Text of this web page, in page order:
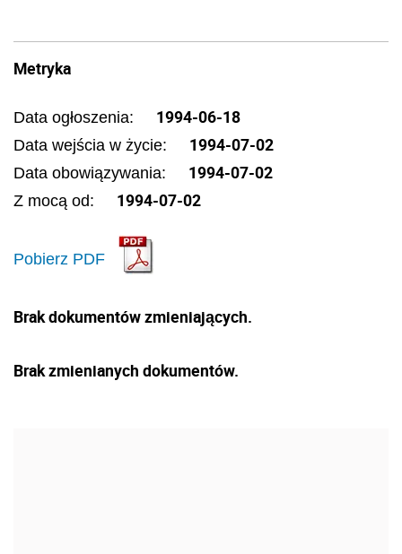
Metryka
Data ogłoszenia: 1994-06-18
Data wejścia w życie: 1994-07-02
Data obowiązywania: 1994-07-02
Z mocą od: 1994-07-02
Pobierz PDF
Brak dokumentów zmieniających.
Brak zmienianych dokumentów.